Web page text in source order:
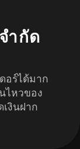
ำกัด
อร์ได้มาก
ไหวของ
งินฝาก